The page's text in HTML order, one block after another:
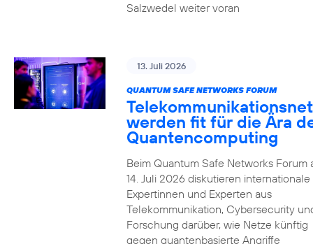
Salzwedel weiter voran
13. Juli 2026
QUANTUM SAFE NETWORKS FORUM
werden fit für die Ära
Quantencomputing
Beim Quantum Safe Networks Forum
14. Juli 2026 diskutieren internationale
Expertinnen und Experten aus
Telekommunikation, Cybersecurity
Forschung darüber, wie Netze künftig
gegen quantenbasierte Angriffe